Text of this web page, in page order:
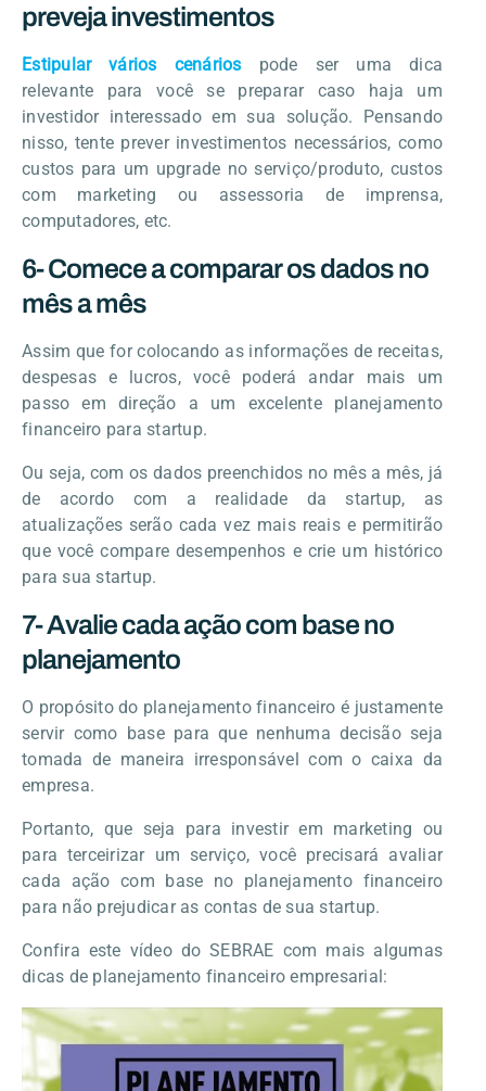
preveja investimentos
Estipular vários cenários pode ser uma dica
relevante para você se preparar caso haja um
investidor interessado em sua solução. Pensando
nisso, tente prever investimentos necessários, como
custos para um upgrade no serviço/produto, custos
com marketing ou assessoria de imprensa,
computadores, etc.
6- Comece a comparar os dados no
mês a mês
Assim que for colocando as informações de receitas,
despesas e lucros, você poderá andar mais um
passo em direção a um excelente planejamento
financeiro para startup.
Ou seja, com os dados preenchidos no mês a mês, já
de acordo com a realidade da startup, as
atualizações serão cada vez mais reais e permitirão
que você compare desempenhos e crie um histórico
para sua startup.
7- Avalie cada ação com base no
planejamento
O propósito do planejamento financeiro é justamente
servir como base para que nenhuma decisão seja
tomada de maneira irresponsável com o caixa da
empresa.
Portanto, que seja para investir em marketing ou
para terceirizar um serviço, você precisará avaliar
cada ação com base no planejamento financeiro
para não prejudicar as contas de sua startup.
Confira este vídeo do SEBRAE com mais algumas
dicas de planejamento financeiro empresarial: